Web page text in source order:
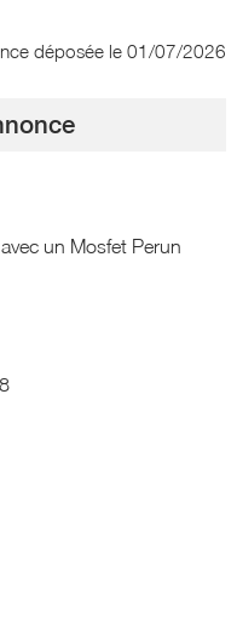
déposée le 01/07/2026
un Mosfet Perun